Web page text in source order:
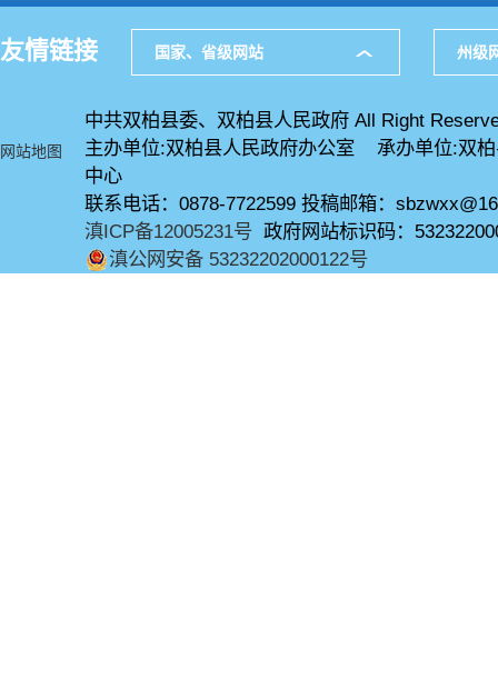
友情链接 国家、省级网站 州级
网站地图
中共双柏县委、双柏县人民政府 All Right
主办单位:双柏县人民政府办公室 承办单位:双
中心
联系电话：0878-7722599 投稿邮箱：
滇ICP备12005231号 政府网站标识码：
滇公网安备 53232202000122号